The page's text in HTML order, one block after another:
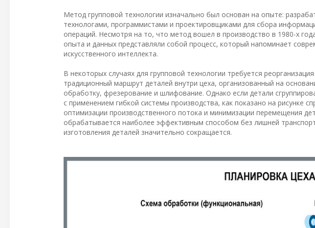
Метод групповой технологии изначально был основан на опыте:
технологами, программистами и проектировщиками для сбора
операций. Несмотря на то, что метод вошел в производство в 1980-х
опыта и данных представляли собой процесс, который напоминает
искусственного интеллекта.
В некоторых случаях для групповой технологии требуется
традиционный маршрут деталей внутри цеха, организованный на
обработку, фрезерование и шлифование. Однако если детали
с применением гибкой системы производства, как показано на рисунке
оптимизации производственного потока и минимизации перемещения
обрабатывается наиболее эффективным способом без лишней
изготовления деталей значительно сокращается.